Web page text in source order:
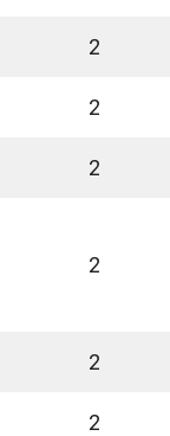
2
2
2
2
2
2